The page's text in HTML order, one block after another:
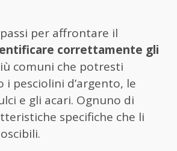
per affrontare il
correttamente gli
comuni che potresti
i pesciolini d’argento, le
e gli acari. Ognuno di
specifiche che li